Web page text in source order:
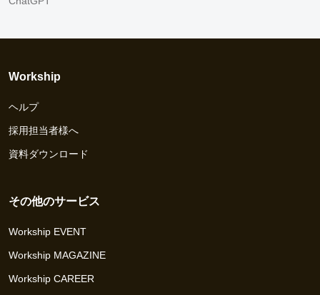
Workship
ヘルプ
採用担当者様へ
資料ダウンロード
その他のサービス
Workship EVENT
Workship MAGAZINE
Workship CAREER